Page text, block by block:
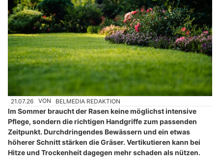
21.07.26 VON BELMEDIA REDAKTION
Im Sommer braucht der Rasen keine möglichst intensive
Pflege, sondern die richtigen Handgriffe zum passenden
Zeitpunkt. Durchdringendes Bewässern und ein etwas
höherer Schnitt stärken die Gräser. Vertikutieren kann bei
Hitze und Trockenheit dagegen mehr schaden als nützen.